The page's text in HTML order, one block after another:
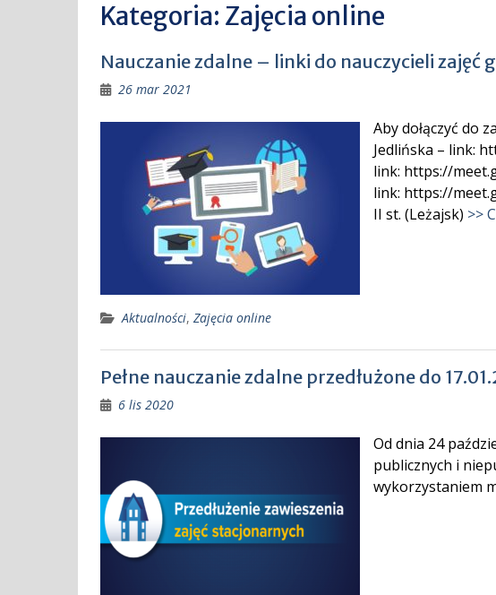
Kategoria: Zajęcia online
Nauczanie zdalne – linki do nauczycieli zajęć
26 mar 2021
Aby dołączyć do
Jedlińska – link:
link: https://
link: https://
II st. (Leżajsk) >>
Aktualności, Zajęcia online
Pełne nauczanie zdalne przedłużone do
6 lis 2020
Od dnia 24
publicznych i
wykorzystaniem